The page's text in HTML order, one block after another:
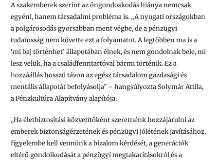
A szakemberek szerint az öngondoskodás hiánya nemcsak
egyéni, hanem társadalmi probléma is. „A nyugati országokban
a polgárosodás gyorsabban ment végbe, de a pénzügyi
tudatosság nem követte ezt a folyamatot. A legtöbben ma is a
‘mi baj történhet’ állapotában élnek, és nem gondolnak bele, mi
lesz velük, ha a családfenntartóval bármi történik. Ez a
hozzáállás hosszú távon az egész társadalom gazdasági és
mentális állapotát befolyásolja” – hangsúlyozta Solymár Attila,
a Pénzkultúra Alapítvány alapítója.
„Ha életbiztosítási közvetítőként szeretnénk hozzájárulni az
emberek biztonságérzetének és pénzügyi jólétének javításához,
figyelembe kell vennünk a bizalom kérdését, a generációk
eltérő gondolkodását a pénzügyi megtakarításokról és a